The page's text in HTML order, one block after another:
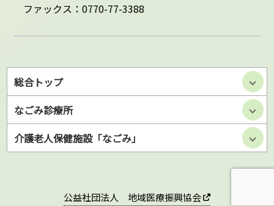
ファックス：0770-77-3388
総合トップ
なごみ診療所
介護老人保健施設「なごみ」
公益社団法人 地域医療振興協会